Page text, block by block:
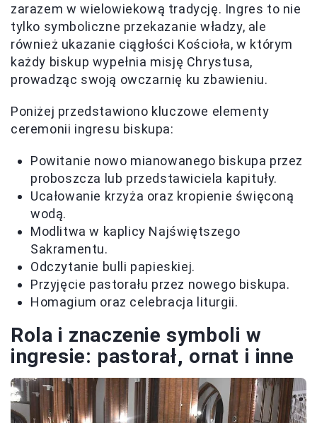
zarazem w wielowiekową tradycję. Ingres to nie
tylko symboliczne przekazanie władzy, ale
również ukazanie ciągłości Kościoła, w którym
każdy biskup wypełnia misję Chrystusa,
prowadząc swoją owczarnię ku zbawieniu.
Poniżej przedstawiono kluczowe elementy
ceremonii ingresu biskupa:
Powitanie nowo mianowanego biskupa przez
proboszcza lub przedstawiciela kapituły.
Ucałowanie krzyża oraz kropienie święconą
wodą.
Modlitwa w kaplicy Najświętszego
Sakramentu.
Odczytanie bulli papieskiej.
Przyjęcie pastorału przez nowego biskupa.
Homagium oraz celebracja liturgii.
Rola i znaczenie symboli w
ingresie: pastorał, ornat i inne